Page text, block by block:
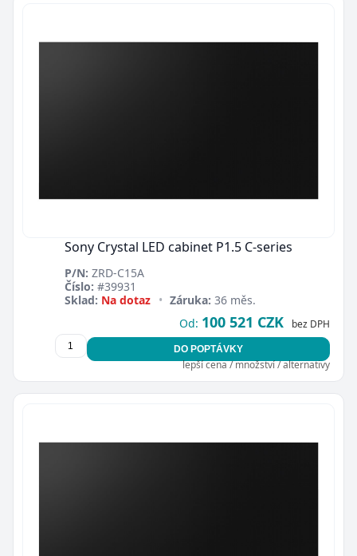
Sony Crystal LED cabinet P1.5 C-series
P/N: ZRD-C15A
Číslo: #39931
Sklad: Na dotaz • Záruka: 36 měs.
Od: 100 521 CZK bez DPH
DO POPTÁVKY
lepší cena / množství / alternativy